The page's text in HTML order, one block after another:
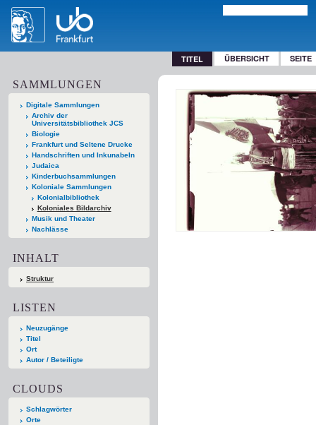
TITEL ÜBERSICHT SEITE
SAMMLUNGEN
Digitale Sammlungen
Archiv der
Universitätsbibliothek JCS
Biologie
Frankfurt und Seltene Drucke
Handschriften und Inkunabeln
Judaica
Kinderbuchsammlungen
Koloniale Sammlungen
Kolonialbibliothek
Koloniales Bildarchiv
Musik und Theater
Nachlässe
INHALT
Struktur
LISTEN
Neuzugänge
Titel
Ort
Autor / Beteiligte
CLOUDS
Schlagwörter
Orte